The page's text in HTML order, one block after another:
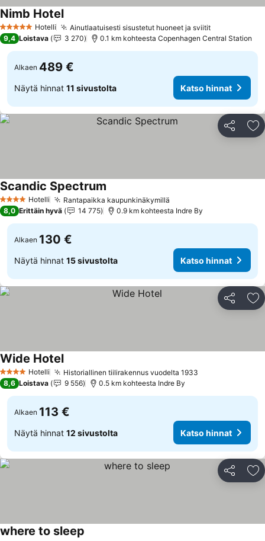
5 Tähtiluokitus
Hotelli Ainutlaatuisesti sisustetut huoneet ja sviititKatso hinnat
Nimb HotelKatso hinnat
9,4 Loistava 3 270 0.1 km kohteesta Copenhagen Central Station
Alkaen 489 €
Näytä hinnat 11 sivustolta Katso hinnat
Jaa
4 Tähtiluokitus
Hotelli Rantapaikka kaupunkinäkymillä
Scandic Spectrum
8,0 Erittäin hyvä 14 775 0.9 km kohteesta Indre By
Alkaen 130 €
Näytä hinnat 15 sivustolta Katso hinnat
Jaa
4 Tähtiluokitus
Hotelli Historiallinen tiilirakennus vuodelta 1933
Wide HotelKatso hinnat
8,6 Loistava 9 556 0.5 km kohteesta Indre By
Alkaen 113 €
Näytä hinnat 12 sivustolta Katso hinnat
Jaa
where to sleep